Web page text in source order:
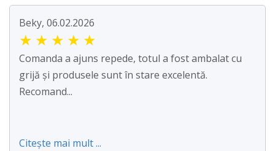
Beky, 06.02.2026
★ ★ ★ ★ ★
Comanda a ajuns repede, totul a fost ambalat cu
grijă și produsele sunt în stare excelentă.
Recomand...
Citește mai mult ...